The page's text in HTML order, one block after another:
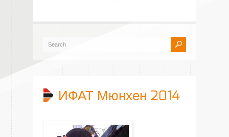
ИФАТ Мюнхен 2014